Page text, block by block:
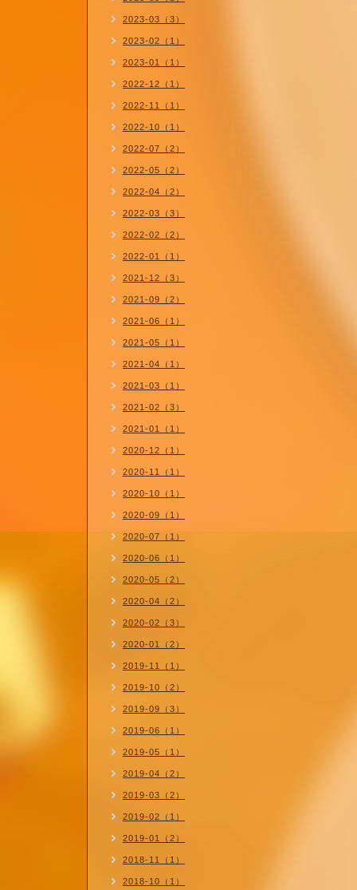
2023-03（3）
2023-02（1）
2023-01（1）
2022-12（1）
2022-11（1）
2022-10（1）
2022-07（2）
2022-05（2）
2022-04（2）
2022-03（3）
2022-02（2）
2022-01（1）
2021-12（3）
2021-09（2）
2021-06（1）
2021-05（1）
2021-04（1）
2021-03（1）
2021-02（3）
2021-01（1）
2020-12（1）
2020-11（1）
2020-10（1）
2020-09（1）
2020-07（1）
2020-06（1）
2020-05（2）
2020-04（2）
2020-02（3）
2020-01（2）
2019-11（1）
2019-10（2）
2019-09（3）
2019-06（1）
2019-05（1）
2019-04（2）
2019-03（2）
2019-02（1）
2019-01（2）
2018-11（1）
2018-10（1）